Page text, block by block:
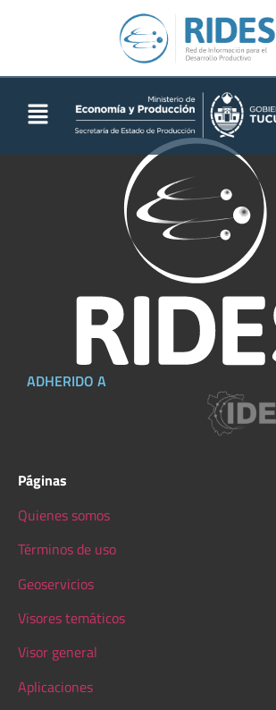
agroecológicas
ADHERIDO A
Páginas
Quienes somos
Términos de uso
Geoservicios
Visores temáticos
Visor general
Aplicaciones